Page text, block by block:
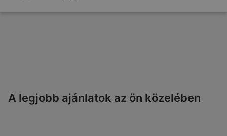
A legjobb ajánlatok az ön közelében